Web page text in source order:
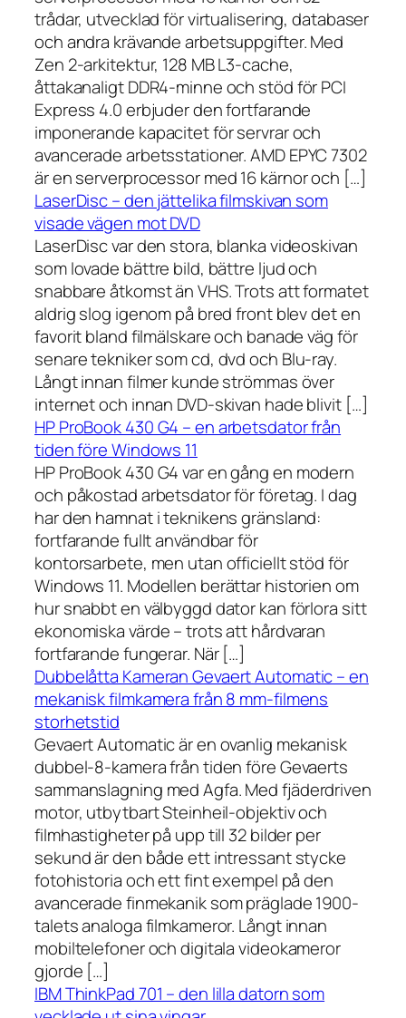
trådar, utvecklad för virtualisering, databaser
och andra krävande arbetsuppgifter. Med
Zen 2-arkitektur, 128 MB L3-cache,
åttakanaligt DDR4-minne och stöd för PCI
Express 4.0 erbjuder den fortfarande
imponerande kapacitet för servrar och
avancerade arbetsstationer. AMD EPYC 7302
är en serverprocessor med 16 kärnor och […]
LaserDisc – den jättelika filmskivan som
visade vägen mot DVD
LaserDisc var den stora, blanka videoskivan
som lovade bättre bild, bättre ljud och
snabbare åtkomst än VHS. Trots att formatet
aldrig slog igenom på bred front blev det en
favorit bland filmälskare och banade väg för
senare tekniker som cd, dvd och Blu-ray.
Långt innan filmer kunde strömmas över
internet och innan DVD-skivan hade blivit […]
HP ProBook 430 G4 – en arbetsdator från
tiden före Windows 11
HP ProBook 430 G4 var en gång en modern
och påkostad arbetsdator för företag. I dag
har den hamnat i teknikens gränsland:
fortfarande fullt användbar för
kontorsarbete, men utan officiellt stöd för
Windows 11. Modellen berättar historien om
hur snabbt en välbyggd dator kan förlora sitt
ekonomiska värde – trots att hårdvaran
fortfarande fungerar. När […]
Dubbelåtta Kameran Gevaert Automatic – en
mekanisk filmkamera från 8 mm-filmens
storhetstid
Gevaert Automatic är en ovanlig mekanisk
dubbel-8-kamera från tiden före Gevaerts
sammanslagning med Agfa. Med fjäderdriven
motor, utbytbart Steinheil-objektiv och
filmhastigheter på upp till 32 bilder per
sekund är den både ett intressant stycke
fotohistoria och ett fint exempel på den
avancerade finmekanik som präglade 1900-
talets analoga filmkameror. Långt innan
mobiltelefoner och digitala videokameror
gjorde […]
IBM ThinkPad 701 – den lilla datorn som